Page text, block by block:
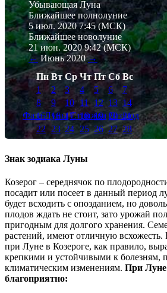
Убывающая Луна
Ближайшее полнолуние
5 июл. 2020 7:45(МСК)
Ближайшее новолуние
21 июн. 2020 9:42(МСК)
←Июнь2020 →
Пн Вт Ср Чт Пт Сб Вс
1
2 3 4 5 6
7
8
9 10 11 12 13 14
15 16 17 18 19 20 21
22 23 24 25 26 27 28
29 30
Фаза Луны Стрижка Огород
Знак зодиака Луны
Козерог – середнячок по
посадит или посеет в данный период
будет всходить с опозданием, но
плодов ждать не стоит, зато урожай
пригодным для долгого хранения.
растений, имеют отличную всхожесть.
при Луне в Козероге, как правило,
крепкими и устойчивыми к болезням,
климатическим изменениям. При Луне
благоприятно: